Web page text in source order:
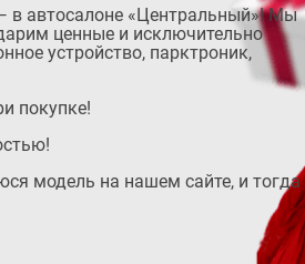
в автосалоне «Центральный»! Мы
ценные и исключительно
устройство, парктроник,
покупке!
модель на нашем сайте, и тогда